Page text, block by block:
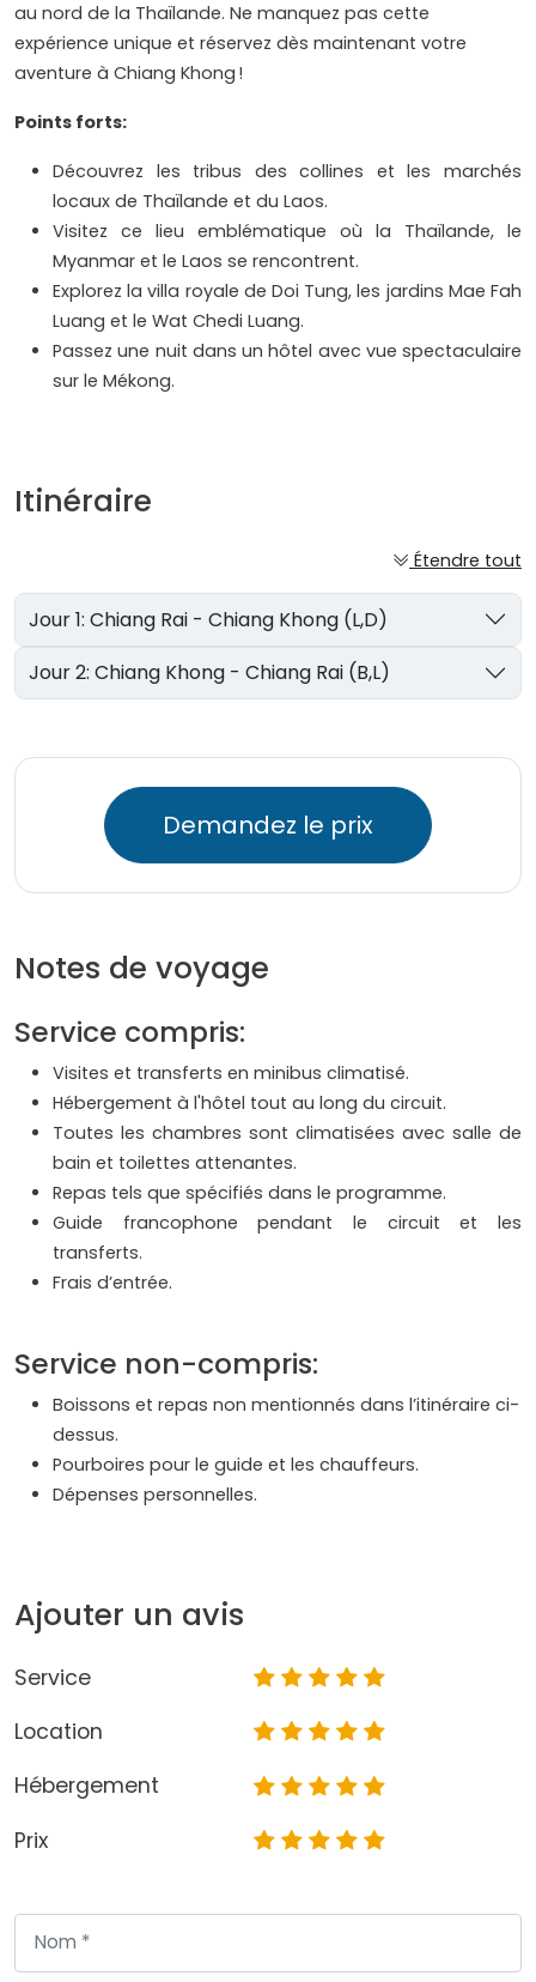
au nord de la Thaïlande. Ne manquez pas cette
expérience unique et réservez dès maintenant votre
aventure à Chiang Khong !
Points forts:
Découvrez les tribus des collines et les marchés
locaux de Thaïlande et du Laos.
Visitez ce lieu emblématique où la Thaïlande, le
Myanmar et le Laos se rencontrent.
Explorez la villa royale de Doi Tung, les jardins Mae Fah
Luang et le Wat Chedi Luang.
Passez une nuit dans un hôtel avec vue spectaculaire
sur le Mékong.
Itinéraire
Étendre tout
Jour 1: Chiang Rai - Chiang Khong (L,D)
Jour 2: Chiang Khong - Chiang Rai (B,L)
Demandez le prix
Notes de voyage
Service compris:
Visites et transferts en minibus climatisé.
Hébergement à l'hôtel tout au long du circuit.
Toutes les chambres sont climatisées avec salle de
bain et toilettes attenantes.
Repas tels que spécifiés dans le programme.
Guide francophone pendant le circuit et les
transferts.
Frais d’entrée.
Service non-compris:
Boissons et repas non mentionnés dans l’itinéraire ci-
dessus.
Pourboires pour le guide et les chauffeurs.
Dépenses personnelles.
Ajouter un avis
Service
Location
Hébergement
Prix